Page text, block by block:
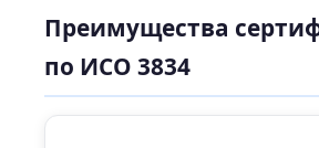
Преимущества
по ИСО 3834